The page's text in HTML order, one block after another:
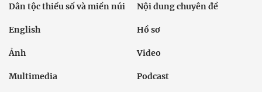
Dân tộc thiểu số và miền núi Nội dung chuyên đề
English Hồ sơ
Ảnh Video
Multimedia Podcast